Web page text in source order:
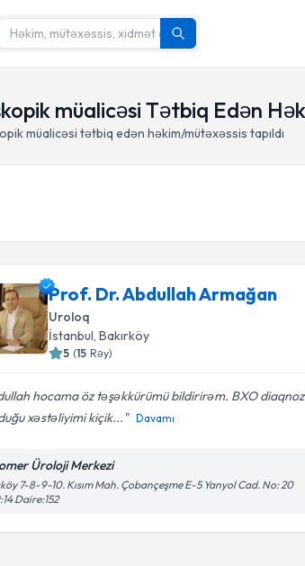
müalicəsi Tətbiq Edən
müalicəsi tətbiq edən həkim/mütəxəssis tapıldı
Prof. Dr. Abdullah Armağan
Uroloq
İstanbul, Bakırköy
5 (15 Rəy)
hocama öz təşəkkürümü bildirirəm. BXO
xəstəliyimi kiçik...
Davamı
Üroloji Merkezi
7-8-9-10. Kısım Mah. Çobançeşme E-5 Yanyol Cad. No: 20
Daire:152